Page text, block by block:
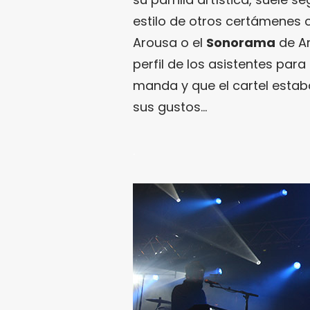
estilo de otros certámenes
Arousa o el Sonorama de
perfil de los asistentes
manda y que el cartel
sus gustos…